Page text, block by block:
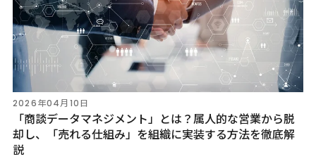
2026年04月10日
「商談データマネジメント」とは？属人的な営業から脱
却し、「売れる仕組み」を組織に実装する方法を徹底解
説